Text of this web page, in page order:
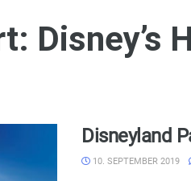
Disney’s
Disneyland
10. SEPTEMBER 2019